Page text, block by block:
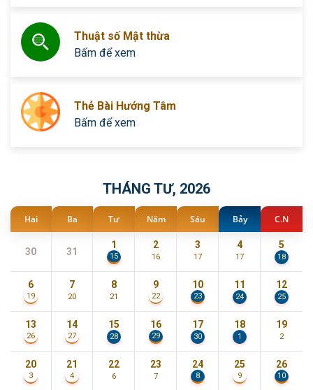
Thuật số Mật thừa
Bấm để xem
Thẻ Bài Hướng Tâm
Bấm để xem
THÁNG TƯ, 2026
Hai Ba Tư Năm Sáu Bảy C.N
30 31
1
15
2
16
3
17
4
17
5
18
6
19
7
20
8
21
9
22
10
23
11
24
12
25
13
26
14
27
15
28
16
29
17
30
18
1
19
2
20
3
21
4
22
6
23
7
24
8
25
9
26
10